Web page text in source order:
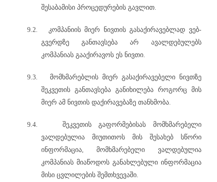
შესაბამისი პროცედურების გავლით.
9.2.
კომპანიის მიერ ნივთის გასაქირავებლად ვებ-
გვერდზე განთავსება არ ავალდებულებს
კომპანიას გააქირავოს ეს ნივთი.
9.3.
მომხმარებლის მიერ გასაქირავებელი ნივთზე
შეკვეთის განთავსება განიხილება როგორც მის
მიერ ამ ნივთის დაქირავებაზე თანხმობა.
9.4.
შეკვეთის გაფორმებისას მომხმარებელი
ვალდებულია მიუთითოს მის შესახებ სწორი
ინფორმაცია, მომხმარებელი ვალდებულია
კომპანიას მიაწოდოს განახლებული ინფორმაცია
მისი ცვლილების შემთხვევაში.